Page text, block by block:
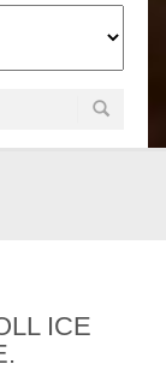
ICE